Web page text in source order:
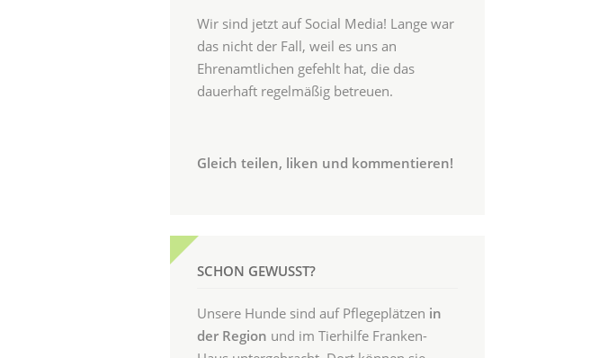
Wir sind jetzt auf Social Media! Lange war
das nicht der Fall, weil es uns an
Ehrenamtlichen gefehlt hat, die das
dauerhaft regelmäßig betreuen.
Gleich teilen, liken und kommentieren!
SCHON GEWUSST?
Unsere Hunde sind auf Pflegeplätzen in
der Region und im Tierhilfe Franken-